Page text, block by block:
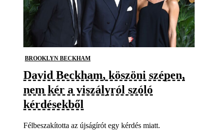
BROOKLYN BECKHAM
David Beckham, köszöni szépen,
nem kér a viszályról szóló
kérdésekből
Félbeszakította az újságírót egy kérdés miatt.